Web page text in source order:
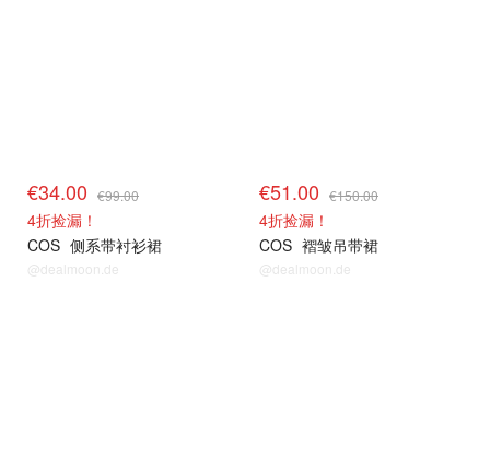
€34.00 €99.00
4折捡漏！
COS 侧系带衬衫裙
@dealmoon.de
€51.00 €150.00
4折捡漏！
COS 褶皱吊带裙
@dealmoon.de